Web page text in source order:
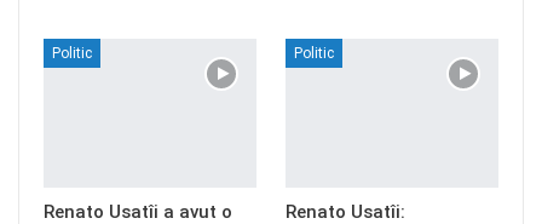
Politic
Renato Usatîi a avut o
Politic
Renato Usatîi: